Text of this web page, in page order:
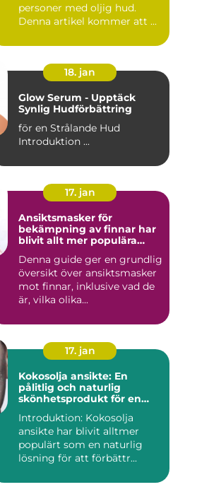
personer med oljig hud.
Denna artikel kommer att ...
18. jan
Glow Serum - Upptäck
Synlig Hudförbättring
för en Strålande Hud
Introduktion ...
17. jan
Ansiktsmasker för
bekämpning av finnar har
blivit allt mer populära
Denna guide ger en grundlig
översikt över ansiktsmasker
mot finnar, inklusive vad de
är, vilka olika...
17. jan
Kokosolja ansikte: En
pålitlig och naturlig
skönhetsprodukt för en
Introduktion: Kokosolja
ansikte har blivit alltmer
populärt som en naturlig
lösning för att förbättr...